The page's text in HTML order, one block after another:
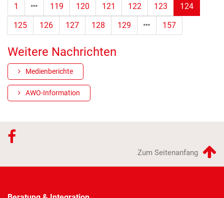
1 119 120 121 122 123 124
125 126 127 128 129 157
Weitere Nachrichten
Medienberichte
AWO-Information
Zum Seitenanfang